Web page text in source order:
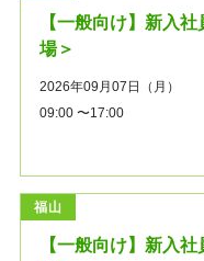
【一般向け】新入
場＞
2026年09月07日（月）
09:00 〜17:00
福山
【一般向け】新入